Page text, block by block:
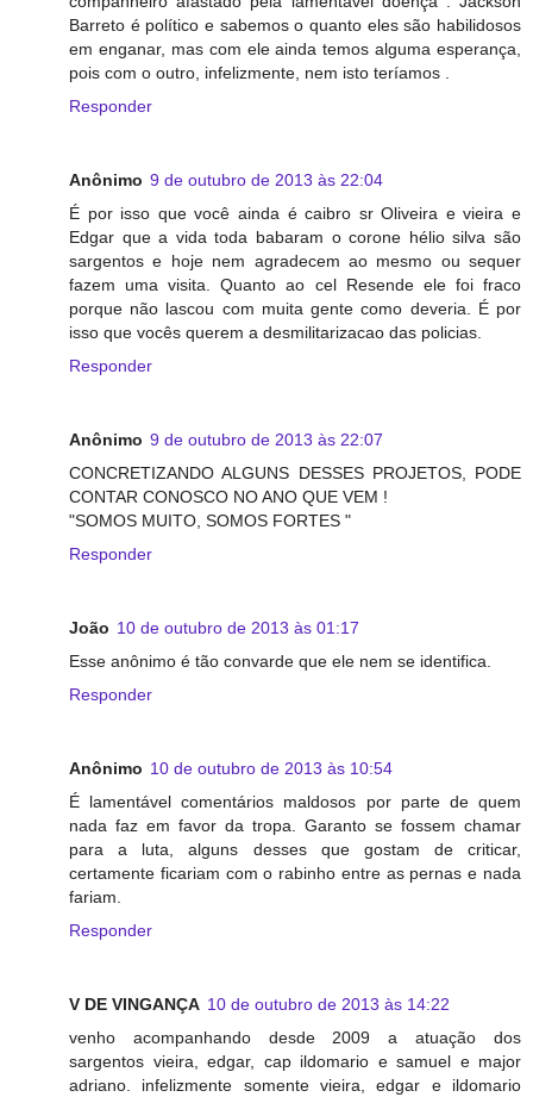
Barreto é político e sabemos o quanto eles são habilidosos
em enganar, mas com ele ainda temos alguma esperança,
pois com o outro, infelizmente, nem isto teríamos .
Responder
Anônimo 9 de outubro de 2013 às 22:04
É por isso que você ainda é caibro sr Oliveira e vieira e
Edgar que a vida toda babaram o corone hélio silva são
sargentos e hoje nem agradecem ao mesmo ou sequer
fazem uma visita. Quanto ao cel Resende ele foi fraco
porque não lascou com muita gente como deveria. É por
isso que vocês querem a desmilitarizacao das policias.
Responder
Anônimo 9 de outubro de 2013 às 22:07
CONCRETIZANDO ALGUNS DESSES PROJETOS, PODE
CONTAR CONOSCO NO ANO QUE VEM !
"SOMOS MUITO, SOMOS FORTES "
Responder
João 10 de outubro de 2013 às 01:17
Esse anônimo é tão convarde que ele nem se identifica.
Responder
Anônimo 10 de outubro de 2013 às 10:54
É lamentável comentários maldosos por parte de quem
nada faz em favor da tropa. Garanto se fossem chamar
para a luta, alguns desses que gostam de criticar,
certamente ficariam com o rabinho entre as pernas e nada
fariam.
Responder
V DE VINGANÇA 10 de outubro de 2013 às 14:22
venho acompanhando desde 2009 a atuação dos
sargentos vieira, edgar, cap ildomario e samuel e major
adriano. infelizmente somente vieira, edgar e ildomario